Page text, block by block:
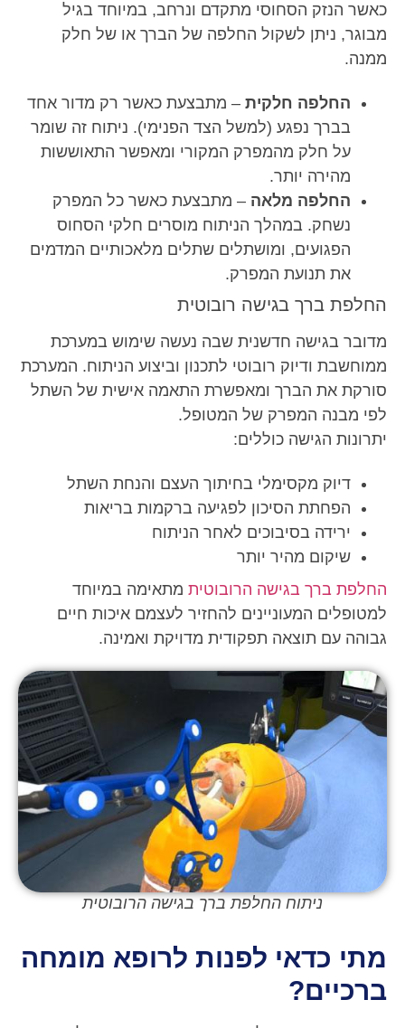
כאשר הנזק הסחוסי מתקדם ונרחב, במיוחד בגיל
מבוגר, ניתן לשקול החלפה של הברך או של חלק
ממנה.
החלפה חלקית – מתבצעת כאשר רק מדור אחד
בברך נפגע (למשל הצד הפנימי). ניתוח זה שומר
על חלק מהמפרק המקורי ומאפשר התאוששות
מהירה יותר.
החלפה מלאה – מתבצעת כאשר כל המפרק
נשחק. במהלך הניתוח מוסרים חלקי הסחוס
הפגועים, ומושתלים שתלים מלאכותיים המדמים
את תנועת המפרק.
החלפת ברך בגישה רובוטית
מדובר בגישה חדשנית שבה נעשה שימוש במערכת
ממוחשבת ודיוק רובוטי לתכנון וביצוע הניתוח. המערכת
סורקת את הברך ומאפשרת התאמה אישית של השתל
לפי מבנה המפרק של המטופל.
יתרונות הגישה כוללים:
דיוק מקסימלי בחיתוך העצם והנחת השתל
הפחתת הסיכון לפגיעה ברקמות בריאות
ירידה בסיבוכים לאחר הניתוח
שיקום מהיר יותר
החלפת ברך בגישה הרובוטית מתאימה במיוחד
למטופלים המעוניינים להחזיר לעצמם איכות חיים
גבוהה עם תוצאה תפקודית מדויקת ואמינה.
ניתוח החלפת ברך בגישה הרובוטית
מתי כדאי לפנות לרופא מומחה
ברכיים?